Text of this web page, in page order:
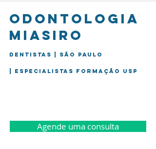
Odontologia
miasiro
Dentistas | São Paulo
| Especialistas formação USP
Agende uma consulta